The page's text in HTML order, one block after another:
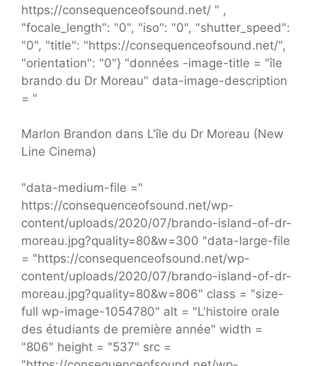
https://consequenceofsound.net/ " ,
"focale_length": "0", "iso": "0", "shutter_speed":
"0", "title": "https://consequenceofsound.net/",
"orientation": "0"} "données -image-title = "île
brando du Dr Moreau" data-image-description
= "
Marlon Brandon dans L'île du Dr Moreau (New
Line Cinema)
"data-medium-file ="
https://consequenceofsound.net/wp-
content/uploads/2020/07/brando-island-of-dr-
moreau.jpg?quality=80&w=300 "data-large-file
= "https://consequenceofsound.net/wp-
content/uploads/2020/07/brando-island-of-dr-
moreau.jpg?quality=80&w=806" class = "size-
full wp-image-1054780" alt = "L'histoire orale
des étudiants de première année" width =
"806" height = "537" src =